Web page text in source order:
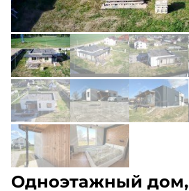
Одноэтажный дом,